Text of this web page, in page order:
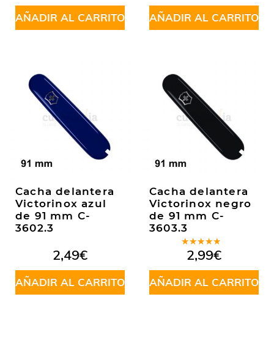
AÑADIR AL CARRITO AÑADIR AL CARRITO
Cacha delantera
Victorinox azul
de 91 mm C-
3602.3
2,49€
AÑADIR AL CARRITO
Cacha delantera
Victorinox negro
de 91 mm C-
3603.3
Valorado
en5.00de
5
2,99€
AÑADIR AL CARRITO